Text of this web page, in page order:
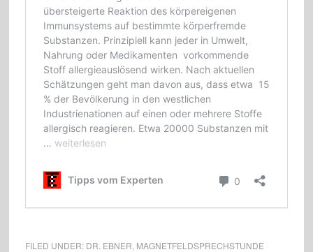
FILED UNDER: DR. EBNER MAGNETFELDSPRECHSTUNDE